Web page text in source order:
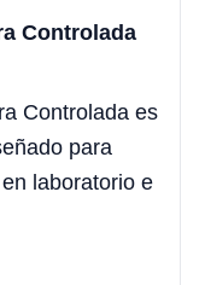
Controlada
Controlada es
para
laboratorio e